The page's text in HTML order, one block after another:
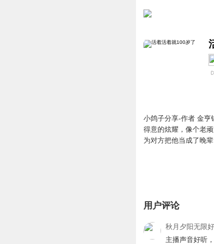
小鸽子分享-作者 金亨
得意的炫耀，像个老
为对方把他当成了晚辈
用户评论
秋月夕阳无限好
主播声音好听